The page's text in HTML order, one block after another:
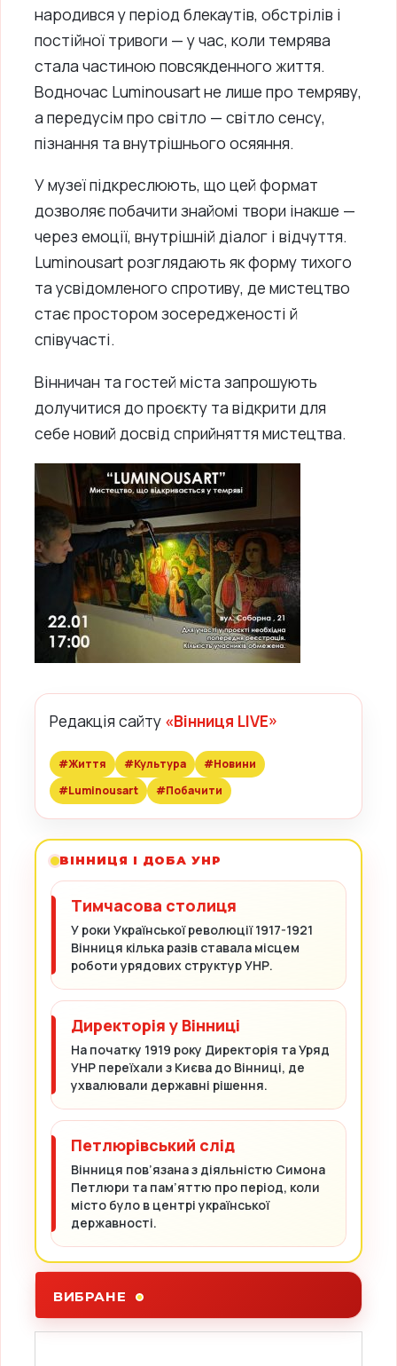
народився у період блекаутів, обстрілів і
постійної тривоги — у час, коли темрява
стала частиною повсякденного життя.
Водночас Luminousart не лише про темряву,
а передусім про світло — світло сенсу,
пізнання та внутрішнього осяяння.
У музеї підкреслюють, що цей формат
дозволяє побачити знайомі твори інакше —
через емоції, внутрішній діалог і відчуття.
Luminousart розглядають як форму тихого
та усвідомленого спротиву, де мистецтво
стає простором зосередженості й
співучасті.
Вінничан та гостей міста запрошують
долучитися до проєкту та відкрити для
себе новий досвід сприйняття мистецтва.
Редакція сайту «Вінниця LIVE»
#Життя #Культура
#Новини
#Luminousart
#Побачити
ВІННИЦЯ І ДОБА УНР
Тимчасова столиця
У роки Української революції 1917-1921
Вінниця кілька разів ставала місцем
роботи урядових структур УНР.
Директорія у Вінниці
На початку 1919 року Директорія та Уряд
УНР переїхали з Києва до Вінниці, де
ухвалювали державні рішення.
Петлюрівський слід
Вінниця пов’язана з діяльністю Симона
Петлюри та пам’яттю про період, коли
місто було в центрі української
державності.
ВИБРАНЕ